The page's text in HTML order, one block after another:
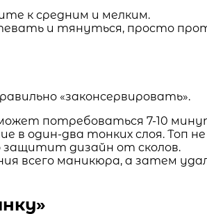
к средним и мелким.
и тянуться, просто
«законсервировать».
потребоваться 7-10
один-два тонких слоя. Топ
защитит дизайн от сколов.
всего маникюра, а затем